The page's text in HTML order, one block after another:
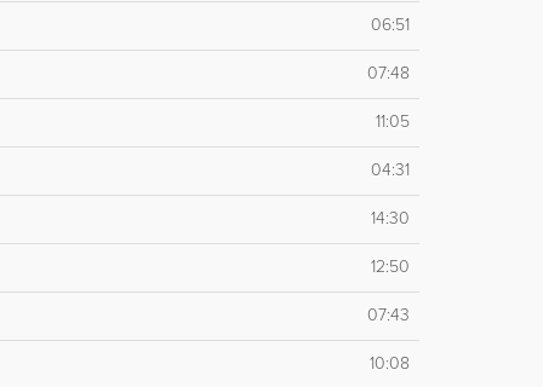
06:51
07:48
11:05
04:31
14:30
12:50
07:43
10:08